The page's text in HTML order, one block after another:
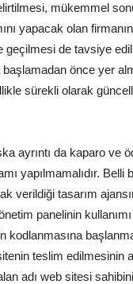
mükemmel
yapacak olan
geçilmesi de tavsiye
başlamadan önce yer
sürekli olarak
ayrıntı da kaparo ve
yapılmamalıdır. Belli
verildiği tasarım
panelinin
kodlanmasına
teslim edilmesinin
adı web sitesi